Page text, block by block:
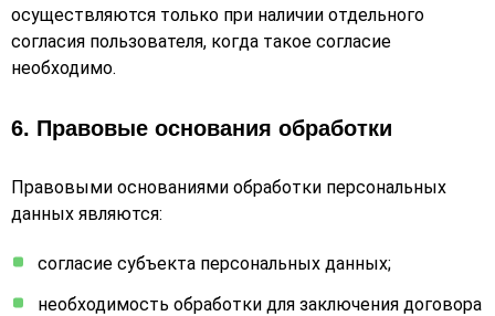
осуществляются только при наличии отдельного
согласия пользователя, когда такое согласие
необходимо.
6. Правовые основания обработки
Правовыми основаниями обработки персональных
данных являются:
согласие субъекта персональных данных;
необходимость обработки для заключения договора